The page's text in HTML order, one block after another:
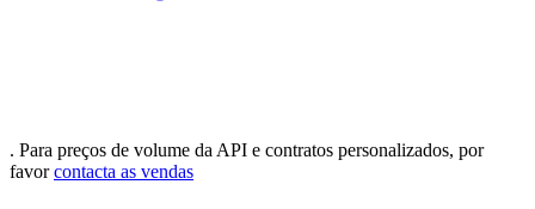
. Para preços de volume da API e contratos personalizados, por
favorcontacta as vendas